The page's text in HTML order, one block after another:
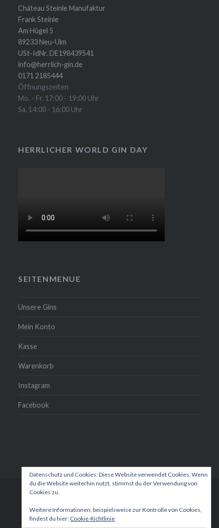
Château Steinle Manufaktur
Frank Steinle
Am Hügel 5
89233 Neu-Ulm
USt-IdNr. DE198439541
info@herrlich-gin.de
0171 2185444
Öffnungszeiten
Mo. - Fr. 17:00 - 19:00 Uhr
Sa. 14:00 - 16:00 Uhr
HERRLICHER WORLD GIN DAY
Datenschutz und Cookies: Diese Website verwendet Cookies. Wenn
du die Website weiterhin nutzt, stimmst du der Verwendung von
Cookies zu.
Weitere Informationen, beispielsweise zur Kontrolle von Cookies,
findest du hier: Cookie-Richtlinie
SEITENMENUE
Unsere Gins
Mein Konto
Kasse
Warenkorb
Instagram
Facebook
Unsere
Gins
Konto
Proudly powered by WordPress